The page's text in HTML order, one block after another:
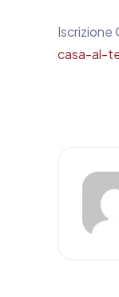
Iscrizione
casa-al-